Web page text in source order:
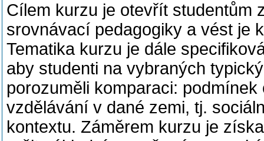
Cílem kurzu je otevřít studentům
srovnávací pedagogiky a vést je
Tematika kurzu je dále
aby studenti na vybraných
porozuměli komparaci:
vzdělávání v dané zemi, tj.
kontextu. Záměrem kurzu je